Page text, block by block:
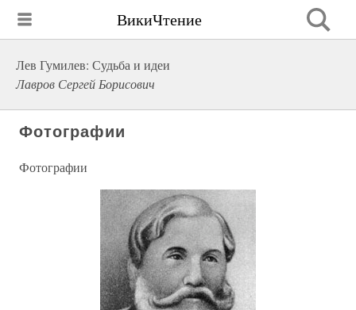
ВикиЧтение
Лев Гумилев: Судьба и идеи
Лавров Сергей Борисович
Фотографии
Фотографии